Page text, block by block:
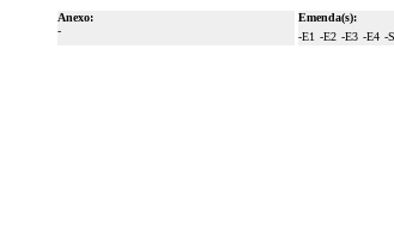
Anexo:
-
Emenda(s):
-E1 -E2 -E3 -E4 -